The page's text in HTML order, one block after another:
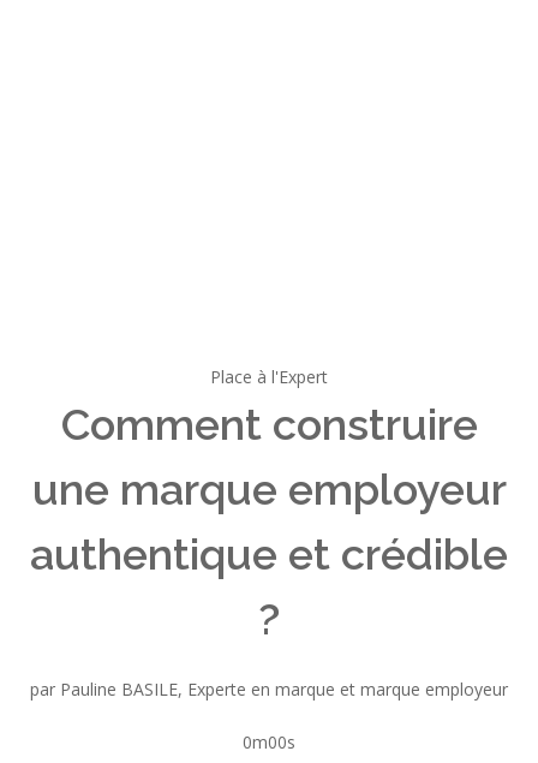
Place à l'Expert
Comment construire
une marque employeur
authentique et crédible
?
par Pauline BASILE, Experte en marque et marque employeur
0m00s